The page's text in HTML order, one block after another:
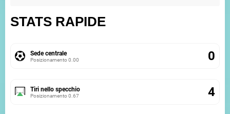
STATS RAPIDE
Sede centrale
Posizionamento0.00 0
Tiri nello specchio
Posizionamento0.67 4